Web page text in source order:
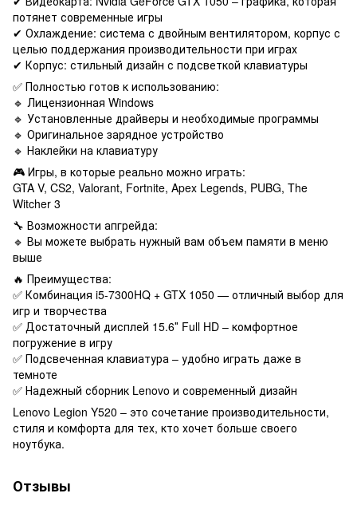
потянет современные игры
✔ Охлаждение: система с двойным вентилятором, корпус с
целью поддержания производительности при играх
✔ Корпус: стильный дизайн с подсветкой клавиатуры
✅ Полностью готов к использованию:
🔹 Лицензионная Windows
🔹 Установленные драйверы и необходимые программы
🔹 Оригинальное зарядное устройство
🔹 Наклейки на клавиатуру
🎮 Игры, в которые реально можно играть:
GTA V, CS2, Valorant, Fortnite, Apex Legends, PUBG, The
Witcher 3
🔧 Возможности апгрейда:
🔹 Вы можете выбрать нужный вам объем памяти в меню
выше
🔥 Преимущества:
✅ Комбинация i5-7300HQ + GTX 1050 — отличный выбор для
игр и творчества
✅ Достаточный дисплей 15.6″ Full HD – комфортное
погружение в игру
✅ Подсвеченная клавиатура – ​​удобно играть даже в
темноте
✅ Надежный сборник Lenovo и современный дизайн
Lenovo Legion Y520 – это сочетание производительности,
стиля и комфорта для тех, кто хочет больше своего
ноутбука.
Отзывы